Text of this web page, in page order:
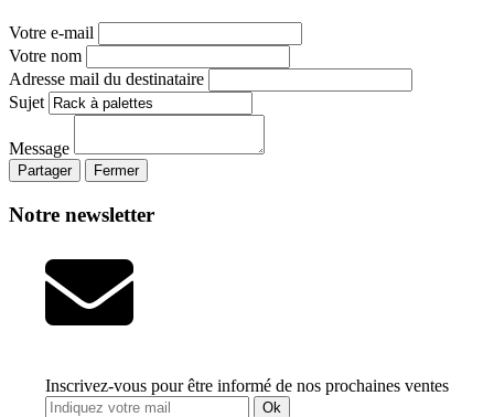
Votre e-mail
Votre nom
Adresse mail du destinataire
Sujet
Message
Partager Fermer
Notre newsletter
Inscrivez-vous pour être informé de nos prochaines ventes
Ok